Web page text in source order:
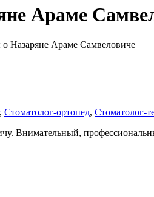
Араме
Назаряне Араме Самвеловиче
, Стоматолог-ортопед, Стоматолог-
Внимательный,